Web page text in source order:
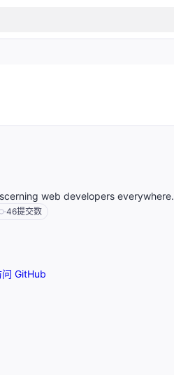
web developers everywhere.
46提交数
问 GitHub